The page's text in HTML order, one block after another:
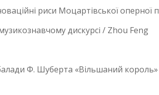
риси Моцартівської оперної
дискурсі / Zhou Feng
Ф. Шуберта «Вільшаний